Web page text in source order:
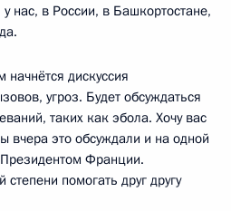
нас, в России, в Башкортостане,
начнётся дискуссия
угроз. Будет обсуждаться
таких как эбола. Хочу вас
вчера это обсуждали и на одной
Президентом Франции.
помогать друг другу